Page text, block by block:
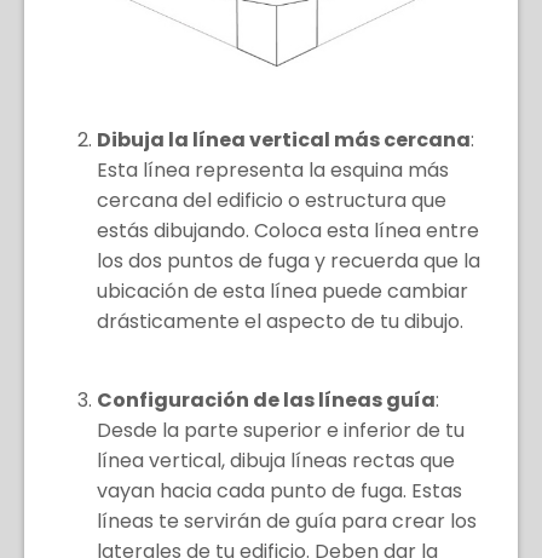
Dibuja la línea vertical más cercana:
Esta línea representa la esquina más
cercana del edificio o estructura que
estás dibujando. Coloca esta línea entre
los dos puntos de fuga y recuerda que la
ubicación de esta línea puede cambiar
drásticamente el aspecto de tu dibujo.
Configuración de las líneas guía:
Desde la parte superior e inferior de tu
línea vertical, dibuja líneas rectas que
vayan hacia cada punto de fuga. Estas
líneas te servirán de guía para crear los
laterales de tu edificio. Deben dar la